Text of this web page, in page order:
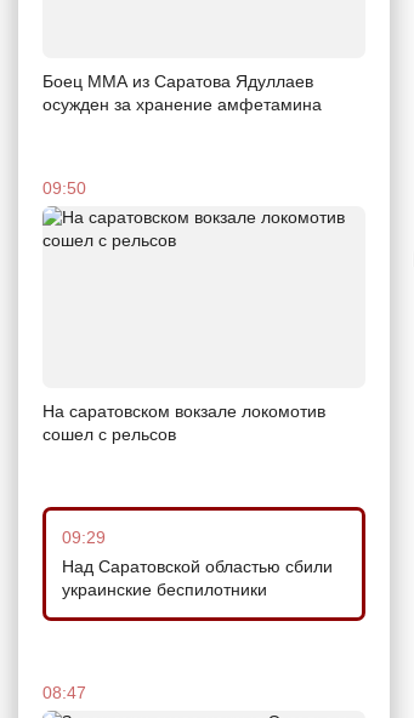
Боец ММА из Саратова Ядуллаев
осужден за хранение амфетамина
09:50
На саратовском вокзале локомотив
сошел с рельсов
09:29
Над Саратовской областью сбили
украинские беспилотники
08:47